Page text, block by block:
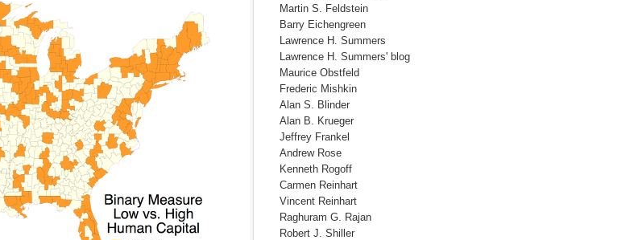
Martin S. Feldstein
Barry Eichengreen
Lawrence H. Summers
Lawrence H. Summers' blog
Maurice Obstfeld
Frederic Mishkin
Alan S. Blinder
Alan B. Krueger
Jeffrey Frankel
Andrew Rose
Kenneth Rogoff
Carmen Reinhart
Vincent Reinhart
Raghuram G. Rajan
Robert J. Shiller